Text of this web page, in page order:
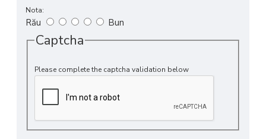
Nota:
Rău Bun
Captcha
Please complete the captcha validation below